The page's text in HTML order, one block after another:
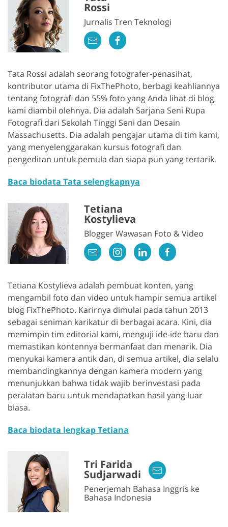
Rossi
Jurnalis Tren Teknologi
Tata Rossi adalah seorang fotografer-penasihat,
kontributor utama di FixThePhoto, berbagi keahliannya
tentang fotografi dan 55% foto yang Anda lihat di blog
kami diambil olehnya. Dia adalah Sarjana Seni Rupa
Fotografi dari Sekolah Tinggi Seni dan Desain
Massachusetts. Dia adalah pengajar utama di tim kami,
yang menyelenggarakan kursus fotografi dan
pengeditan untuk pemula dan siapa pun yang tertarik.
Baca biodata Tata selengkapnya
Tetiana
Kostylieva
Blogger Wawasan Foto & Video
Tetiana Kostylieva adalah pembuat konten, yang
mengambil foto dan video untuk hampir semua artikel
blog FixThePhoto. Karirnya dimulai pada tahun 2013
sebagai seniman karikatur di berbagai acara. Kini, dia
memimpin tim editorial kami, menguji ide-ide baru dan
memastikan kontennya bermanfaat dan menarik. Dia
menyukai kamera antik dan, di semua artikel, dia selalu
membandingkannya dengan kamera modern yang
menunjukkan bahwa tidak wajib berinvestasi pada
peralatan baru untuk mendapatkan hasil yang luar
biasa.
Baca biodata lengkap Tetiana
Tri Farida
Sudjarwadi
Penerjemah Bahasa Inggris ke
Bahasa Indonesia